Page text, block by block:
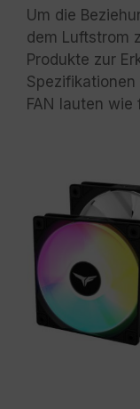
Um die
dem Luftstrom
Produkte zur
Spezifikationen
FAN lauten wie